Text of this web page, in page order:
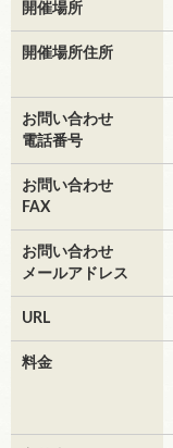
開催場所
開催場所住所
お問い合わせ
電話番号
お問い合わせ
FAX
お問い合わせ
メールアドレス
URL
料金